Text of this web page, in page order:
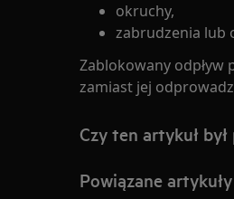
okruchy,
zabrudzenia lub
Zablokowany
zamiast jej
Czy ten artykuł
Powiązane artykuły